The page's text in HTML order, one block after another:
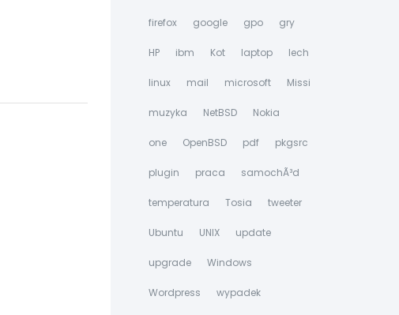
firefox google gpo gry
HP ibm Kot laptop lech
linux mail microsoft Missi
muzyka NetBSD Nokia
one OpenBSD pdf pkgsrc
plugin praca samochÃ³d
temperatura Tosia tweeter
Ubuntu UNIX update
upgrade Windows
Wordpress wypadek